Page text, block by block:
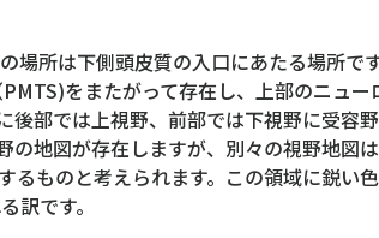
所は下側頭皮質の入口にあたる場所です
をまたがって存在し、上部のニュ
部では上視野、前部では下視野に受容
地図が存在しますが、別々の視野地図
ものと考えられます。この領域に鋭い
訳です。